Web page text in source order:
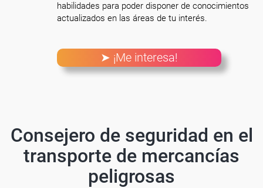
habilidades para poder disponer de conocimientos
actualizados en las áreas de tu interés.
➤ ¡Me interesa!
Consejero de seguridad en el
transporte de mercancías
peligrosas